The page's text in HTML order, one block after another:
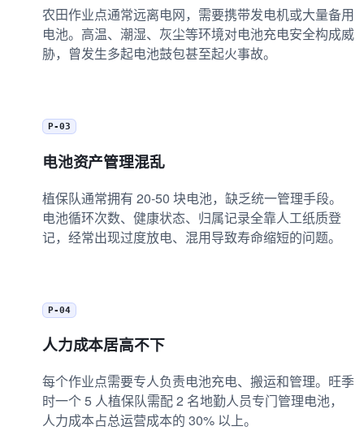
农田作业点通常远离电网，需要携带发电机或大量备用
电池。高温、潮湿、灰尘等环境对电池充电安全构成威
胁，曾发生多起电池鼓包甚至起火事故。
P-03
电池资产管理混乱
植保队通常拥有 20-50 块电池，缺乏统一管理手段。
电池循环次数、健康状态、归属记录全靠人工纸质登
记，经常出现过度放电、混用导致寿命缩短的问题。
P-04
人力成本居高不下
每个作业点需要专人负责电池充电、搬运和管理。旺季
时一个 5 人植保队需配 2 名地勤人员专门管理电池，
人力成本占总运营成本的 30% 以上。